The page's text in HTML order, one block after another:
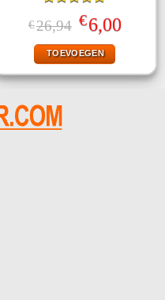
Gewaardeerd
5.00uit 5
€26,94 Oorspronkelijke
prijs
was:
€26,94.
€6,00Huidige
prijs
TOEVOEGEN